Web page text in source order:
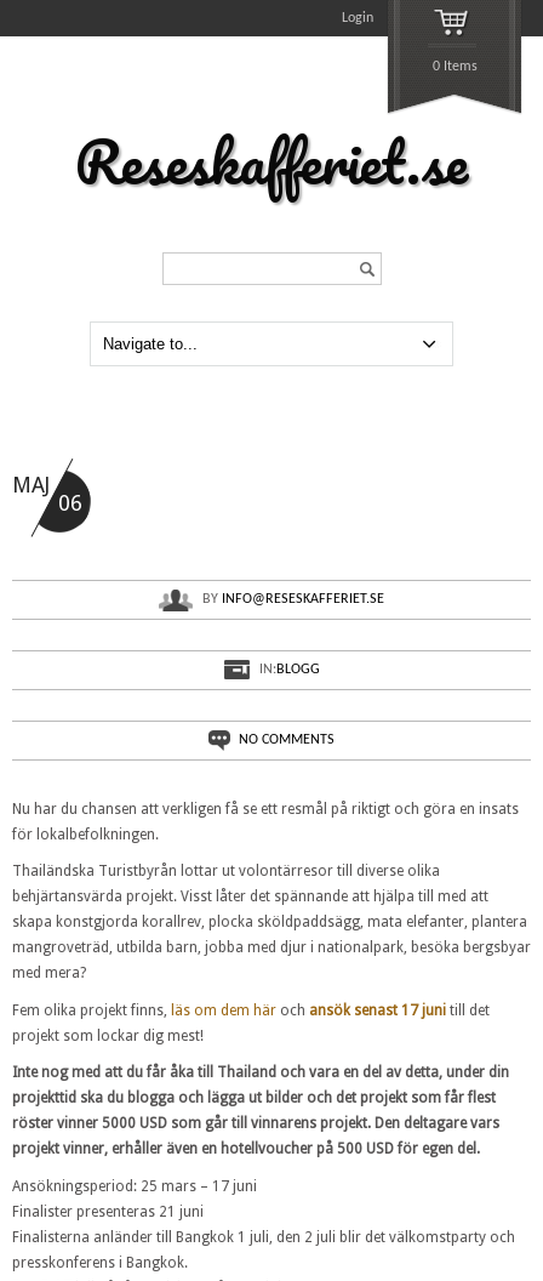
Login
0 Items
Reseskafferiet.se
MAJ
06
Vinn två veckos volontärresa till Thailand!
BY INFO@RESESKAFFERIET.SE
IN:BLOGG
NO COMMENTS
Nu har du chansen att verkligen få se ett resmål på riktigt och göra en insats
för lokalbefolkningen.
Thailändska Turistbyrån lottar ut volontärresor till diverse olika
behjärtansvärda projekt. Visst låter det spännande att hjälpa till med att
skapa konstgjorda korallrev, plocka sköldpaddsägg, mata elefanter, plantera
mangroveträd, utbilda barn, jobba med djur i nationalpark, besöka bergsbyar
med mera?
Fem olika projekt finns, läs om dem här och ansök senast 17 juni till det
projekt som lockar dig mest!
Inte nog med att du får åka till Thailand och vara en del av detta, under din
projekttid ska du blogga och lägga ut bilder och det projekt som får flest
röster vinner 5000 USD som går till vinnarens projekt. Den deltagare vars
projekt vinner, erhåller även en hotellvoucher på 500 USD för egen del.
Ansökningsperiod: 25 mars – 17 juni
Finalister presenteras 21 juni
Finalisterna anländer till Bangkok 1 juli, den 2 juli blir det välkomstparty och
presskonferens i Bangkok.